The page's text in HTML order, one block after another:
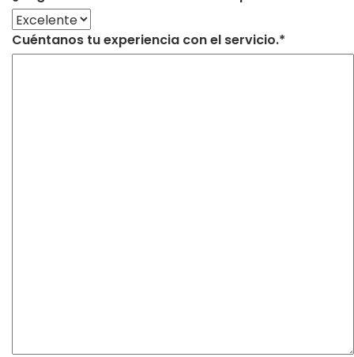
Cuéntanos tu experiencia con el servicio.*